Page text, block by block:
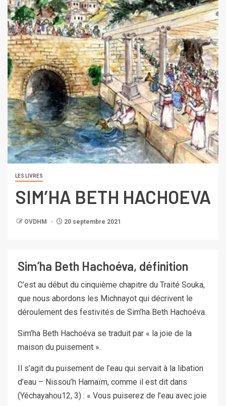
LES LIVRES
SIM’HA BETH HACHOEVA
OVDHM 20 septembre 2021
Sim’ha Beth Hachoéva, définition
C’est au début du cinquième chapitre du Traité Souka,
que nous abordons les Michnayot qui décrivent le
déroulement des festivités de Sim’ha Beth Hachoéva.
Sim’ha Beth Hachoéva se traduit par « la joie de la
maison du puisement ».
Il s’agit du puisement de l’eau qui servait à la libation
d’eau – Nissou’h Hamaïm, comme il est dit dans
(Yéchayahou12, 3) : « Vous puiserez de l’eau avec joie